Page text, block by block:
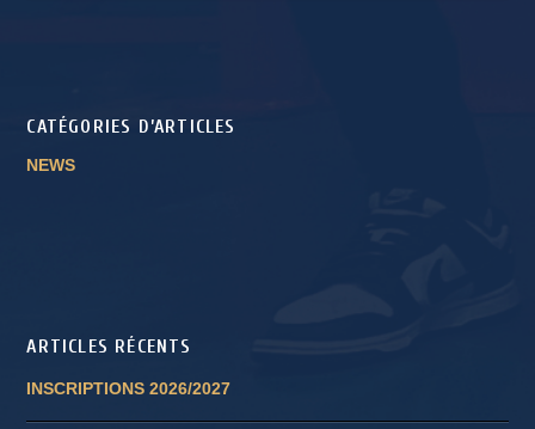
CATÉGORIES D’ARTICLES
NEWS
ARTICLES RÉCENTS
INSCRIPTIONS 2026/2027